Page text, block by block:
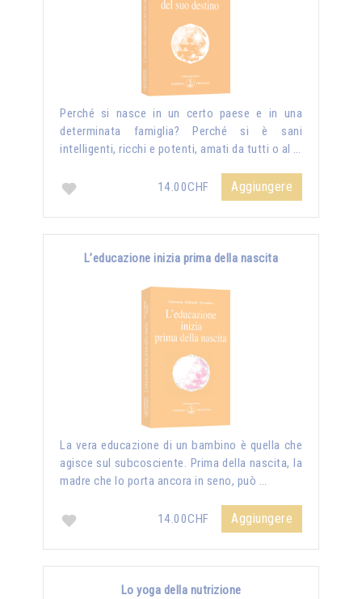
Perché si nasce in un certo paese e in una
determinata famiglia? Perché si è sani
intelligenti, ricchi e potenti, amati da tutti o al …
14.00CHF Aggiungere
L’educazione inizia prima della nascita
La vera educazione di un bambino è quella che
agisce sul subcosciente. Prima della nascita, la
madre che lo porta ancora in seno, può …
14.00CHF Aggiungere
Lo yoga della nutrizione